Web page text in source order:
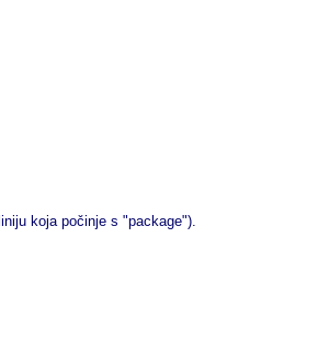
koja počinje s "package").